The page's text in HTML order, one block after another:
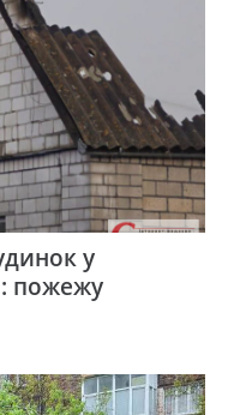
у
пожежу